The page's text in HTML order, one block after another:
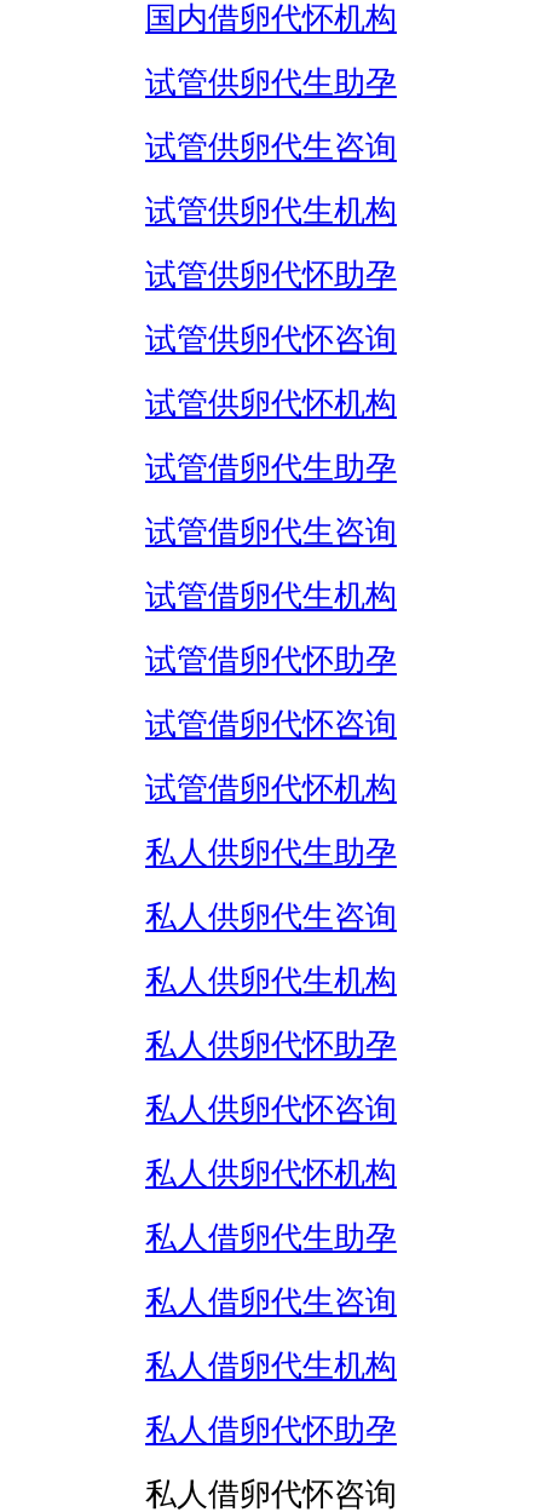
国内借卵代怀机构
试管供卵代生助孕
试管供卵代生咨询
试管供卵代生机构
试管供卵代怀助孕
试管供卵代怀咨询
试管供卵代怀机构
试管借卵代生助孕
试管借卵代生咨询
试管借卵代生机构
试管借卵代怀助孕
试管借卵代怀咨询
试管借卵代怀机构
私人供卵代生助孕
私人供卵代生咨询
私人供卵代生机构
私人供卵代怀助孕
私人供卵代怀咨询
私人供卵代怀机构
私人借卵代生助孕
私人借卵代生咨询
私人借卵代生机构
私人借卵代怀助孕
私人借卵代怀咨询